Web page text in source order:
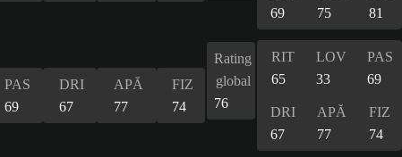
69
75
81
PAS
69
DRI
67
APĂ
77
FIZ
74
Rating
global
76
RIT
65
LOV
33
PAS
69
DRI
67
APĂ
77
FIZ
74